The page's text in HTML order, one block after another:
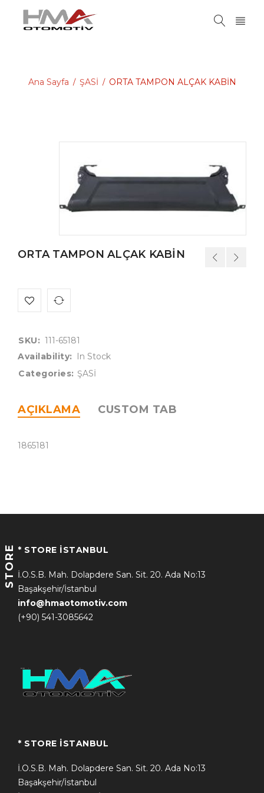
Ana Sayfa / ŞASİ / ORTA TAMPON ALÇAK KABİN
ORTA TAMPON ALÇAK KABİN
SKU: 111-65181
Availability:
In Stock
Categories: ŞASİ
AÇIKLAMA CUSTOM TAB
1865181
STORE * STORE İSTANBUL
İ.O.S.B. Mah. Dolapdere San. Sit. 20. Ada No:13
Başakşehir/İstanbul
info@hmaotomotiv.com
(+90) 541-3085642
* STORE İSTANBUL
İ.O.S.B. Mah. Dolapdere San. Sit. 20. Ada No:13
Başakşehir/İstanbul